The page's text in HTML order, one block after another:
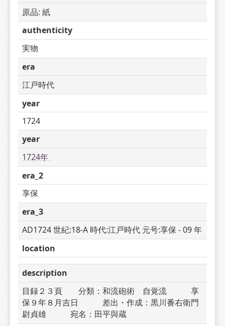
原品: 紙
authenticity
実物
era
江戸時代
year
1724
year
1724年
era_2
享保
era_3
AD1724 世紀:18-A 時代:江戸時代 元号:享保 - 09 年
location
description
目録２３頁　　分類：和流砲術　自覚流　　　享
保９年８月吉日　　　差出・作成：黒川番右衛門
尉貞雄　　　宛名：田平與蔵